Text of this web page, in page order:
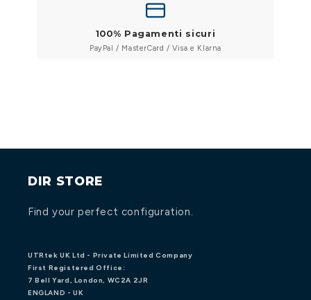
100% Pagamenti sicuri
PayPal / MasterCard / Visa e Klarna
DIR STORE
Find your perfect configuration.
UTRtek UK Ltd - Private Limited Company
First Registered Office:
7 Bell Yard, London, WC2A 2JR
ENGLAND - UK